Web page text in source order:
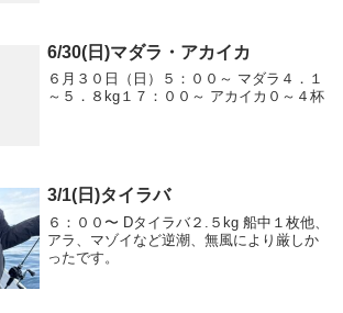
6/30(日)マダラ・アカイカ
６月３０日（日）５：００～ マダラ４．１
～５．８kg１７：００～ アカイカ０～４杯
3/1(日)タイラバ
６：００〜 Dタイラバ２.５kg 船中１枚他、
アラ、マゾイなど逆潮、無風により厳しか
ったです。